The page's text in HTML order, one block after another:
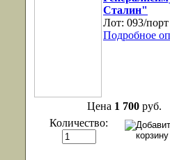
Сталин"
Лот: 093/порт
Подробное
Цена 1 700 руб.
Количество: